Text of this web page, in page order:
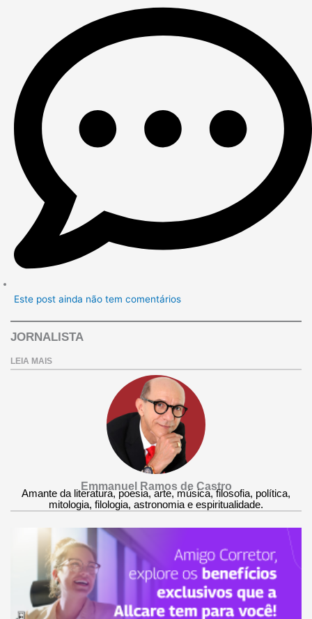
Este post ainda não tem comentários
JORNALISTA
LEIA MAIS
Emmanuel Ramos de Castro
Amante da literatura, poesia, arte, música, filosofia, política,
mitologia, filologia, astronomia e espiritualidade.